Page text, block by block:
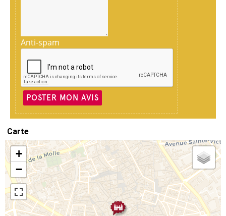
Anti-spam
POSTER MON AVIS
Carte
+
−